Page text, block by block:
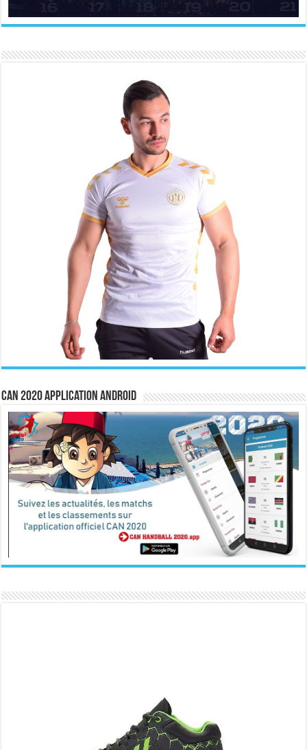
CAN 2020 Application Android